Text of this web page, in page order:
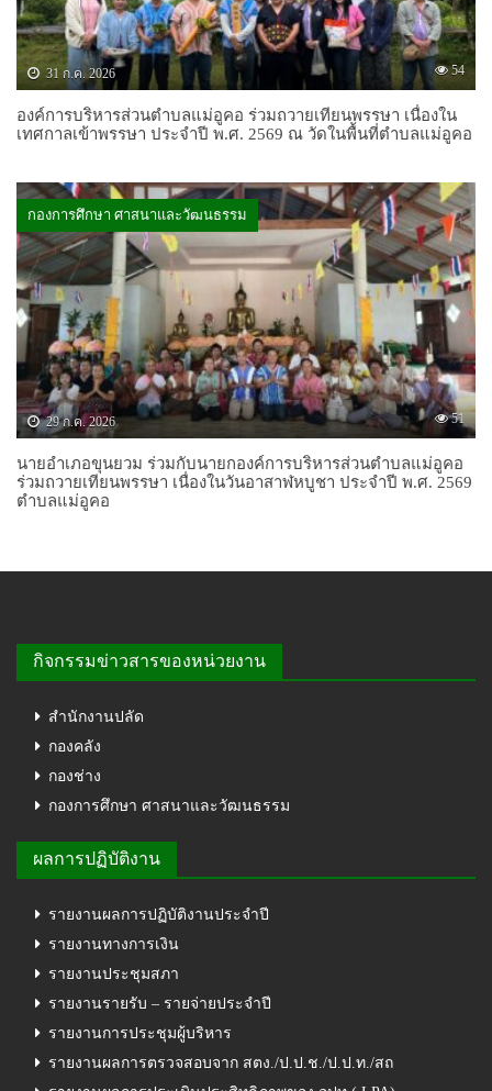
31 ก.ค. 2026 54
องค์การบริหารส่วนตำบลแม่อูคอ ร่วมถวายเทียนพรรษา เนื่องใน
เทศกาลเข้าพรรษา ประจำปี พ.ศ. 2569 ณ วัดในพื้นที่ตำบลแม่อูคอ
กองการศึกษา ศาสนาและวัฒนธรรม
29 ก.ค. 2026 51
นายอำเภอขุนยวม ร่วมกับนายกองค์การบริหารส่วนตำบลแม่อูคอ
ร่วมถวายเทียนพรรษา เนื่องในวันอาสาฬหบูชา ประจำปี พ.ศ. 2569
ตำบลแม่อูคอ
กิจกรรมข่าวสารของหน่วยงาน
สำนักงานปลัด
กองคลัง
กองช่าง
กองการศึกษา ศาสนาและวัฒนธรรม
ผลการปฏิบัติงาน
รายงานผลการปฏิบัติงานประจำปี
รายงานทางการเงิน
รายงานประชุมสภา
รายงานรายรับ – รายจ่ายประจำปี
รายงานการประชุมผู้บริหาร
รายงานผลการตรวจสอบจาก สตง./ป.ป.ช./ป.ป.ท./สถ